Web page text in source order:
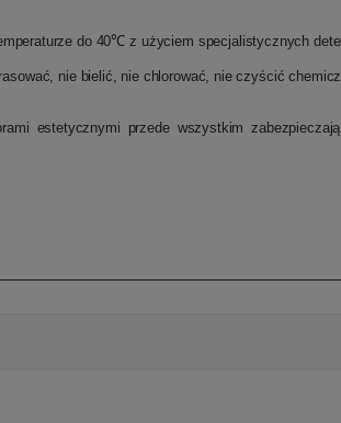
do 40℃ z użyciem specjalistycznych
nie bielić, nie chlorować, nie czyścić
estetycznymi przede wszystkim zabezpieczają